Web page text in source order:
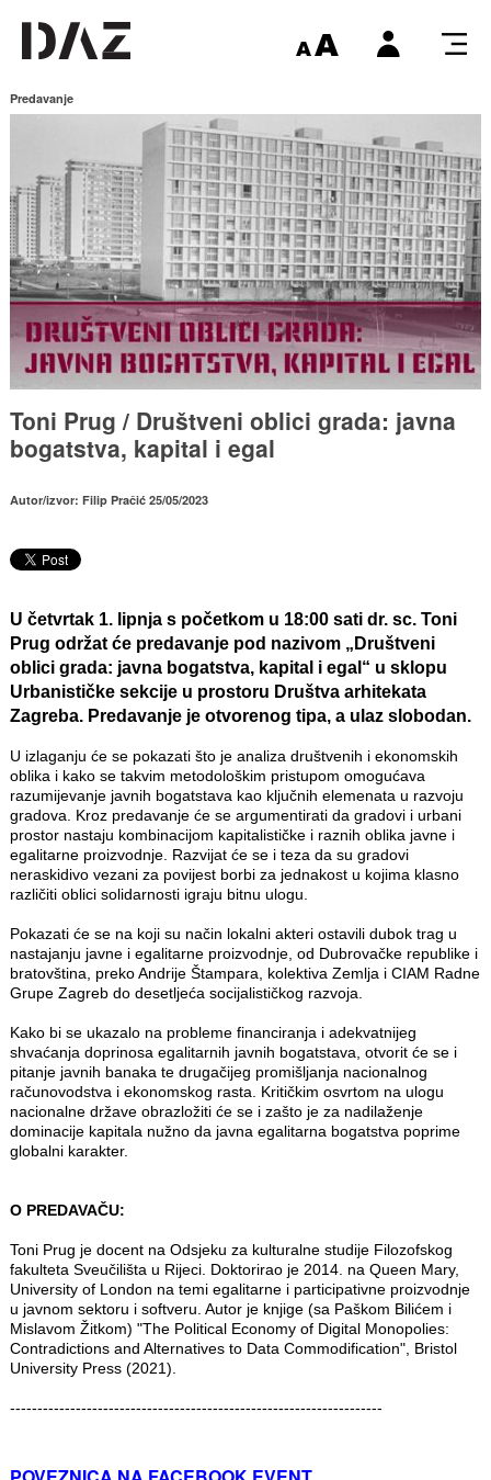
Predavanje
Toni Prug / Društveni oblici grada: javna
bogatstva, kapital i egal
Autor/izvor: Filip Pračić 25/05/2023
U četvrtak 1. lipnja s početkom u 18:00 sati dr. sc. Toni
Prug održat će predavanje pod nazivom „Društveni
oblici grada: javna bogatstva, kapital i egal“ u sklopu
Urbanističke sekcije u prostoru Društva arhitekata
Zagreba. Predavanje je otvorenog tipa, a ulaz slobodan.
U izlaganju će se pokazati što je analiza društvenih i ekonomskih
oblika i kako se takvim metodološkim pristupom omogućava
razumijevanje javnih bogatstava kao ključnih elemenata u razvoju
gradova. Kroz predavanje će se argumentirati da gradovi i urbani
prostor nastaju kombinacijom kapitalističke i raznih oblika javne i
egalitarne proizvodnje. Razvijat će se i teza da su gradovi
neraskidivo vezani za povijest borbi za jednakost u kojima klasno
različiti oblici solidarnosti igraju bitnu ulogu.
Pokazati će se na koji su način lokalni akteri ostavili dubok trag u
nastajanju javne i egalitarne proizvodnje, od Dubrovačke republike i
bratovština, preko Andrije Štampara, kolektiva Zemlja i CIAM Radne
Grupe Zagreb do desetljeća socijalističkog razvoja.
Kako bi se ukazalo na probleme financiranja i adekvatnijeg
shvaćanja doprinosa egalitarnih javnih bogatstava, otvorit će se i
pitanje javnih banaka te drugačijeg promišljanja nacionalnog
računovodstva i ekonomskog rasta. Kritičkim osvrtom na ulogu
nacionalne države obrazložiti će se i zašto je za nadilaženje
dominacije kapitala nužno da javna egalitarna bogatstva poprime
globalni karakter.
O PREDAVAČU:
Toni Prug je docent na Odsjeku za kulturalne studije Filozofskog
fakulteta Sveučilišta u Rijeci. Doktorirao je 2014. na Queen Mary,
University of London na temi egalitarne i participativne proizvodnje
u javnom sektoru i softveru. Autor je knjige (sa Paškom Bilićem i
Mislavom Žitkom) "The Political Economy of Digital Monopolies:
Contradictions and Alternatives to Data Commodification", Bristol
University Press (2021).
--------------------------------------------------------------------